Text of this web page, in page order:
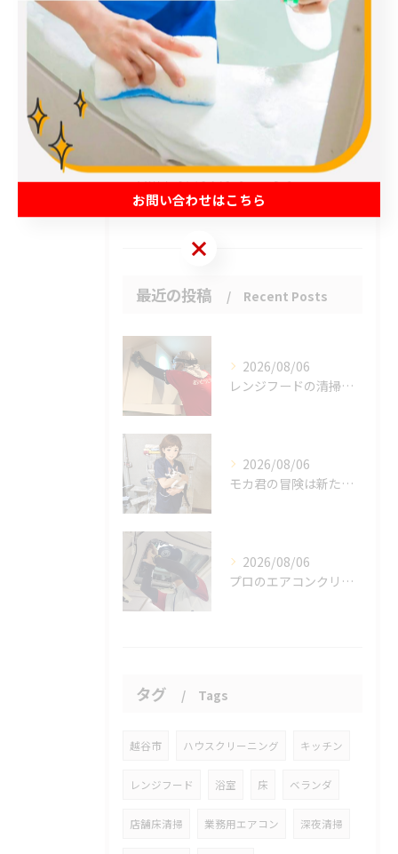
全てのカテゴリー
エアコン
春日部市のハウスクリーニング
草加市のハウスクリーニング
松伏町のハウスクリーニング
吉川市のハウスクリーニング
お客様の声
最近の投稿 Recent Posts
2026/08/06
レンジフードの清掃、忘れていませんか？
2026/08/06
モカ君の冒険は新たな幕を開けました。
2026/08/06
プロのエアコンクリーニングは、店舗やオフィスにおいて多くのメ...
タグ Tags
越谷市 ハウスクリーニング キッチン
レンジフード 浴室 床 ベランダ
店舗床清掃 業務用エアコン 深夜清掃
お問い合わせはこちら
お問い合わせはこちら